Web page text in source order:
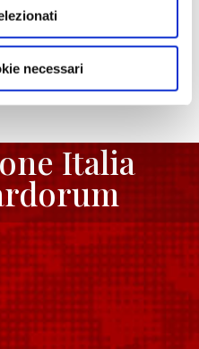
necessari
Italia